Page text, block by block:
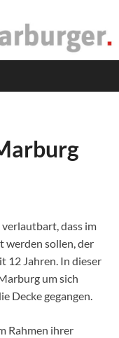
dass im
werden sollen, der
12 Jahren. In dieser
um sich
Decke gegangen.
Rahmen ihrer